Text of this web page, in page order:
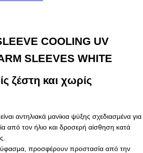
COOLING UV
SLEEVES WHITE
ζέστη και χωρίς
είναι αντηλιακά μανίκια ψύξης σχεδιασμένα για
από τον ήλιο και δροσερή αίσθηση κατά
ύφασμα, προσφέρουν προστασία από την